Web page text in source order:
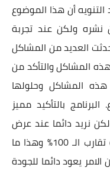
أن هذا الموضوع
ولكن عند تجربة
العديد من المشاكل
المشاكل والتأكد من
هذه المشاكل وحلولها
بالتأكيد مميز
نريد دائما عند عرض
برنامج او شرح أن يكون كامل بنسبة تقارب الـ 100% وهذا ما
يعود دائما للجودة